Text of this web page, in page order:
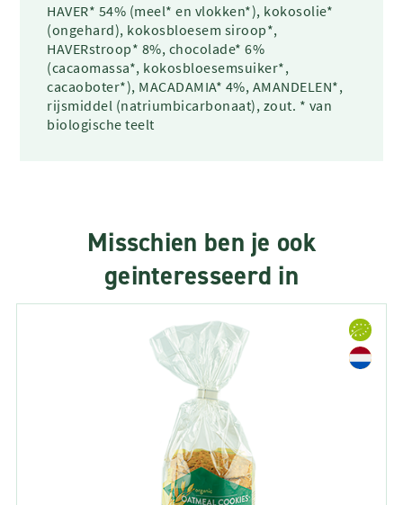
HAVER* 54% (meel* en vlokken*), kokosolie*
(ongehard), kokosbloesem siroop*,
HAVERstroop* 8%, chocolade* 6%
(cacaomassa*, kokosbloesemsuiker*,
cacaoboter*), MACADAMIA* 4%, AMANDELEN*,
rijsmiddel (natriumbicarbonaat), zout. * van
biologische teelt
Misschien ben je ook
geinteresseerd in